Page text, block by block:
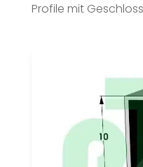
Profile mit